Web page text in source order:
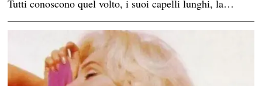
Tutti conoscono quel volto, i suoi capelli lunghi, la…